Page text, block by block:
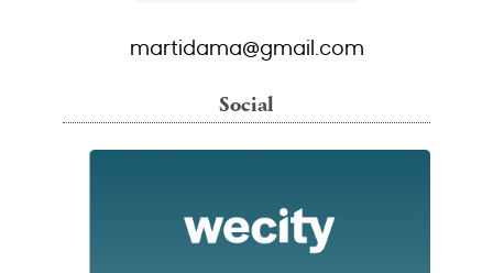
martidama@gmail.com
Social